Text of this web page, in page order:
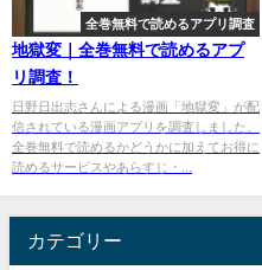
全巻無料で読めるアプリ調査
地獄変｜全巻無料で読めるアプ
リ調査！
日野日出志さんによる漫画「地獄変」が配
信されている漫画アプリを調査しました。
全巻無料で読めるかどうかに加えてお得に
読めるサービスやあらすじ・...
カテゴリー